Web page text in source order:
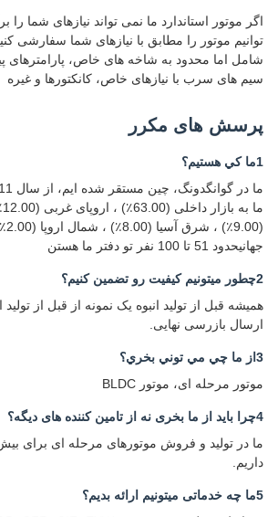
اگر موتور استاندارد ما نمی تواند نیازهای شما را
توانیم موتور را مطابق با نیازهای شما سفارشی
شامل اما محدود به شاخه های خاص، پارامترهای
سیم های سرب با نیازهای خاص، کانکتورها و غیره
پرسش های مکرر
1ما کي هستيم؟
ما
جهانیحدود 51 تا 100 نفر تو دفتر ما هستن
2چطور ميتونيم کيفيت رو تضمین کنيم؟
همیشه قبل از تولید انبوه یک نمونه از قبل از تولید
ارسال بازرسی نهایی.
3از ما چي مي توني بخري؟
موتور مرحله ای، موتور BLDC
4چرا باید از ما بخری نه از تامین کننده های دیگه؟
داریم.
5ما چه خدماتی میتونیم ارائه بدیم؟